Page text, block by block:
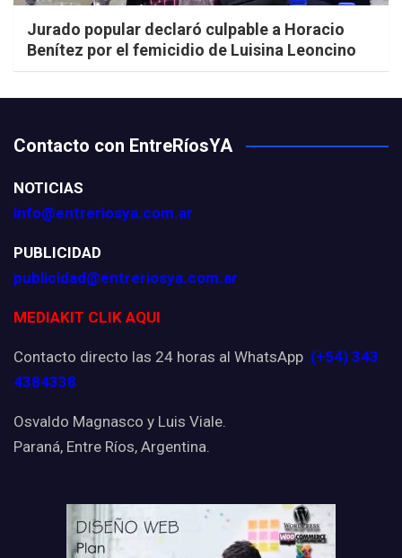
Jurado popular declaró culpable a Horacio
Benítez por el femicidio de Luisina Leoncino
Contacto con EntreRíosYA
NOTICIAS
info@entreriosya.com.ar
PUBLICIDAD
publicidad@entreriosya.com.ar
MEDIAKIT CLIK AQUI
Contacto directo las 24 horas al WhatsApp (+54) 343
4384338
Osvaldo Magnasco y Luis Viale.
Paraná, Entre Ríos, Argentina.